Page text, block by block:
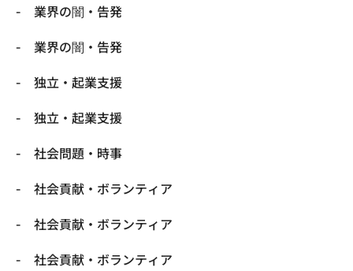
業界の闇・告発
業界の闇・告発
独立・起業支援
独立・起業支援
社会問題・時事
社会貢献・ボランティア
社会貢献・ボランティア
社会貢献・ボランティア